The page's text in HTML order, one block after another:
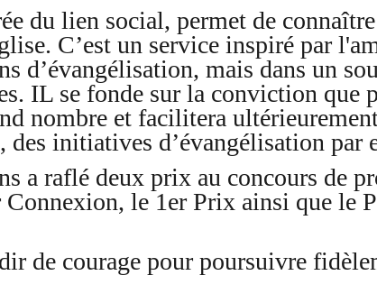
du lien social, permet de
C’est un service inspiré par
d’évangélisation, mais dans un
IL se fonde sur la conviction que
nombre et facilitera
des initiatives d’évangélisation par
a raflé deux prix au concours de
Connexion, le 1er Prix ainsi que le
de courage pour poursuivre